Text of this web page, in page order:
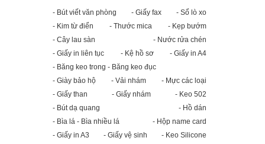
- Bút viết văn phòng - Giấy fax
- Sổ lò xo
- Kim từ điển
- Thước mica
- Kẹp bướm
- Cây lau sàn
- Nước rửa chén
- Giấy in liên tục
- Kệ hồ sơ
- Giấy in A4
- Băng keo trong - Băng keo đục
- Giày bảo hộ
- Vải nhám
- Mực các loại
- Giấy than
- Giấy nhám
- Keo 502
- Bút dạ quang
- Hồ dán
- Bìa lá - Bìa nhiều lá
- Hộp name card
- Giấy in A3
- Giấy vệ sinh
- Keo Silicone